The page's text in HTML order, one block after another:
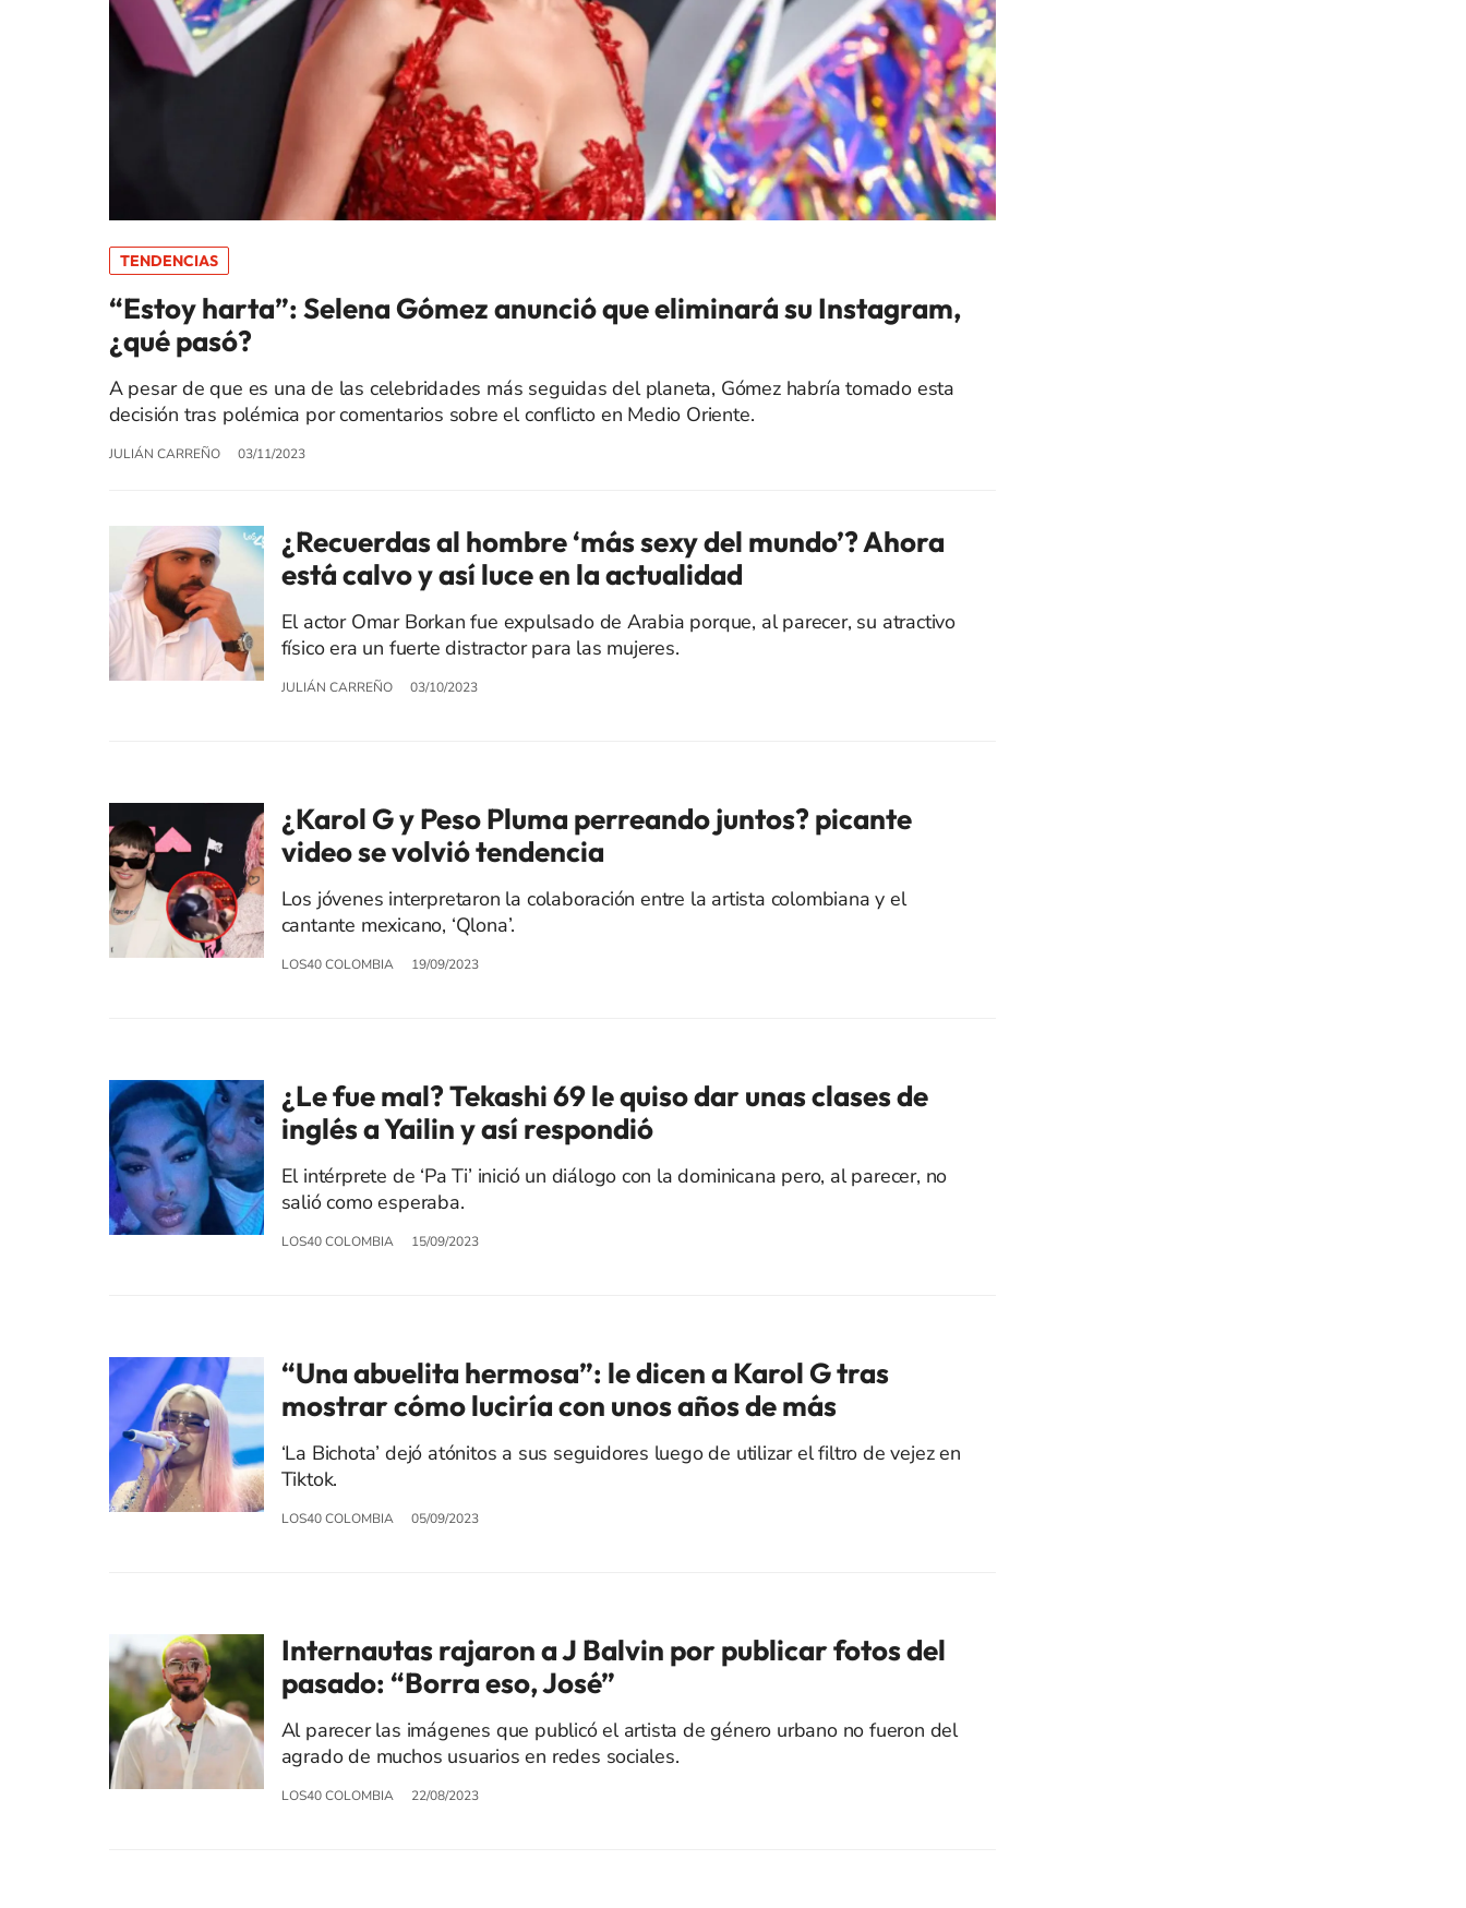
TENDENCIAS
“Estoy harta”: Selena Gómez anunció que eliminará su Instagram,
¿qué pasó?
A pesar de que es una de las celebridades más seguidas del planeta, Gómez habría tomado esta
decisión tras polémica por comentarios sobre el conflicto en Medio Oriente.
JULIÁN CARREÑO 03/11/2023
¿Recuerdas al hombre ‘más sexy del mundo’? Ahora
está calvo y así luce en la actualidad
El actor Omar Borkan fue expulsado de Arabia porque, al parecer, su atractivo
físico era un fuerte distractor para las mujeres.
JULIÁN CARREÑO 03/10/2023
¿Karol G y Peso Pluma perreando juntos? picante
video se volvió tendencia
Los jóvenes interpretaron la colaboración entre la artista colombiana y el
cantante mexicano, ‘Qlona’.
LOS40 COLOMBIA 19/09/2023
¿Le fue mal? Tekashi 69 le quiso dar unas clases de
inglés a Yailin y así respondió
El intérprete de ‘Pa Ti’ inició un diálogo con la dominicana pero, al parecer, no
salió como esperaba.
LOS40 COLOMBIA 15/09/2023
“Una abuelita hermosa”: le dicen a Karol G tras
mostrar cómo luciría con unos años de más
‘La Bichota’ dejó atónitos a sus seguidores luego de utilizar el filtro de vejez en
Tiktok.
LOS40 COLOMBIA 05/09/2023
Internautas rajaron a J Balvin por publicar fotos del
pasado: “Borra eso, José”
Al parecer las imágenes que publicó el artista de género urbano no fueron del
agrado de muchos usuarios en redes sociales.
LOS40 COLOMBIA 22/08/2023